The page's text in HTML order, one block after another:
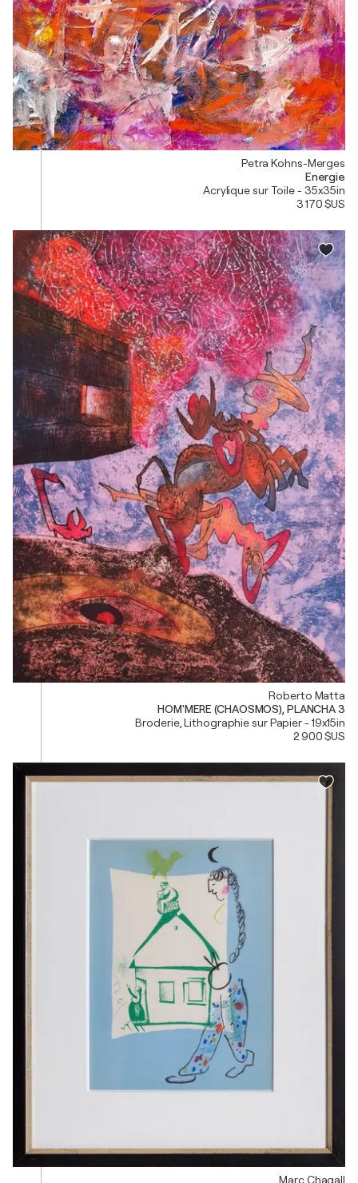
Petra Kohns-Merges
Energie
Acrylique sur Toile - 35x35in
3 170 $US
Roberto Matta
HOM'MERE (CHAOSMOS), PLANCHA 3
Broderie, Lithographie sur Papier - 19x15in
2 900 $US
Marc Chagall